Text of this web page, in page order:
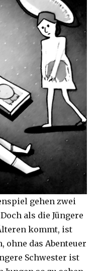
gehen zwei
als die Jüngere
kommt, ist
ohne das Abenteuer
Schwester ist